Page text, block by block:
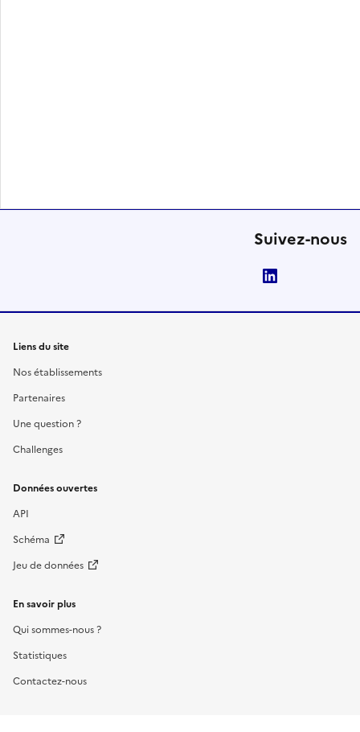
Suivez-nous
Liens du site
Nos établissements
Partenaires
Une question ?
Challenges
Données ouvertes
API
Schéma
Jeu de données
En savoir plus
Qui sommes-nous ?
Statistiques
Contactez-nous